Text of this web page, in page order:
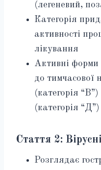
(легеневий,
Категорія
активності
лікування
Активні форми
до тимчасової
(категорія
(категорія “Д”)
Стаття 2:
Розглядає